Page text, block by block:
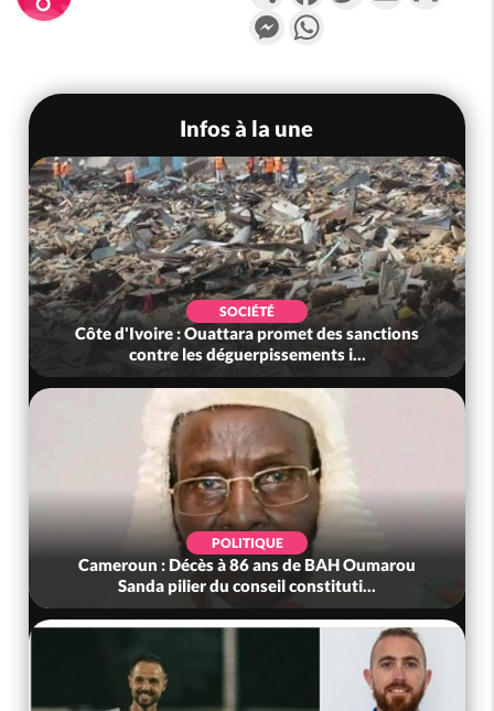
Messenger
Infos à la une
SOCIÉTÉ
Côte d'Ivoire : Ouattara promet des sanctions
contre les déguerpissements i...
POLITIQUE
Cameroun : Décès à 86 ans de BAH Oumarou
Sanda pilier du conseil constituti...